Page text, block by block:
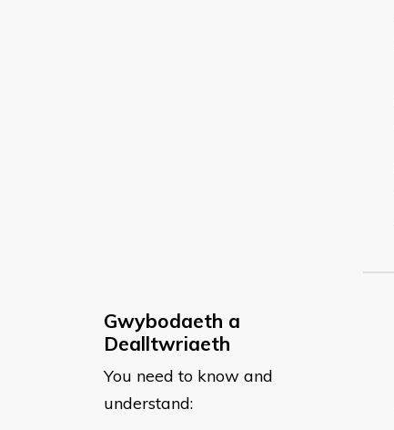
Gwybodaeth a
Dealltwriaeth
You need to know and
understand: